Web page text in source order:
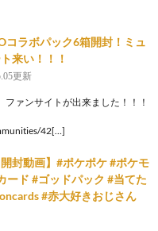
コラボパック6箱開封！ミュ
来い！！！
更新
ァンサイトが出来ました！！！
42[…]
封動画】#ポケポケ #ポケモ
ード #ゴッドパック #当てた
#赤大好きおじさん